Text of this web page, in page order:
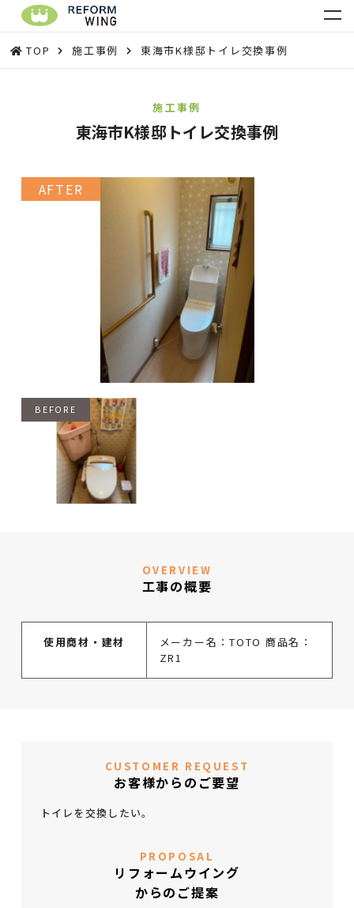
TOP 施工事例 東海市K様邸トイレ交換事例
施工事例
東海市K様邸トイレ交換事例
OVERVIEW
工事の概要
使用商材・建材
メーカー名：TOTO 商品名：
ZR1
CUSTOMER REQUEST
お客様からのご要望
トイレを交換したい。
PROPOSAL
リフォームウイング
からのご提案